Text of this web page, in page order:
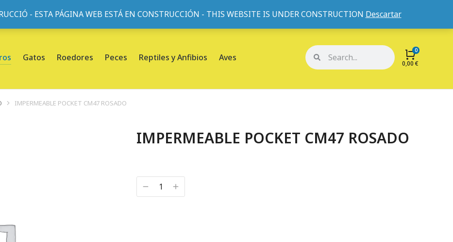
- ESTA PÁGINA WEB ESTÁ EN CONSTRUCCIÓN - THIS WEBSITE IS UNDER CONSTRUCTION Descartar
Flor, 45, L'Eixample, 08013 Barcelona |Sobre nosotros Mi cuenta Mis pedidos
Gatos Roedores Peces Reptiles y Anfibios Aves
0,00€
IMPERMEABLE POCKET CM47 ROSADO
IMPERMEABLE POCKET CM47 ROSADO